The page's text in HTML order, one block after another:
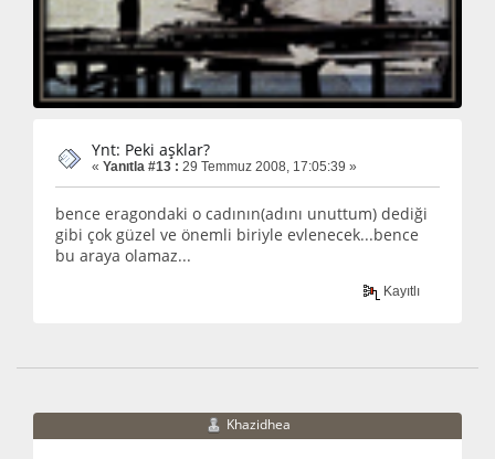
Ynt: Peki aşklar?
« Yanıtla #13 : 29 Temmuz 2008, 17:05:39 »
bence eragondaki o cadının(adını unuttum) dediği
gibi çok güzel ve önemli biriyle evlenecek...bence
bu araya olamaz...
Kayıtlı
Khazidhea